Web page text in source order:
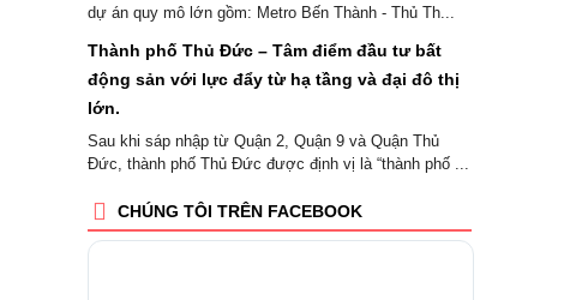
dự án quy mô lớn gồm: Metro Bến Thành - Thủ Th...
Thành phố Thủ Đức – Tâm điểm đầu tư bất
động sản với lực đẩy từ hạ tầng và đại đô thị
lớn.
Sau khi sáp nhập từ Quận 2, Quận 9 và Quận Thủ
Đức, thành phố Thủ Đức được định vị là “thành phố ...
CHÚNG TÔI TRÊN FACEBOOK